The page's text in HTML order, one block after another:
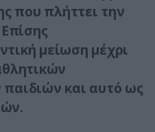
που πλήττει την
μείωση μέχρι
και αυτό ως